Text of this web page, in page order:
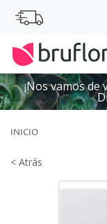
¡Nos vamos de
INICIO
< Atrás